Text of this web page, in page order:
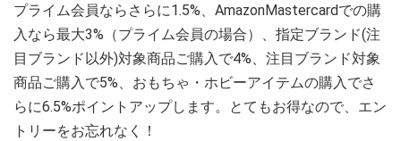
プライム会員ならさらに1.5%、AmazonMastercardでの購
入なら最大3%（プライム会員の場合）、指定ブランド(注
目ブランド以外)対象商品ご購入で4%、注目ブランド対象
商品ご購入で5%、おもちゃ・ホビーアイテムの購入でさ
らに6.5%ポイントアップします。とてもお得なので、エン
トリーをお忘れなく！